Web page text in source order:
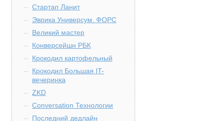
Стартап Ланит
Эврика Универсум. ФОРС
Великий мастер
Конверсейшн РБК
Крокодил картофельный
Крокодил Большая IT-
вечеринка
ZKD
Conversation Технологии
Последний дедлайн